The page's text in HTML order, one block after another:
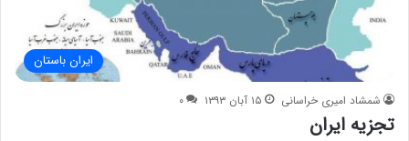
ایران باستان
شمشاد امیری خراسانی ۱۵ آبان ۱۳۹۳ ۰
تجزیه ایران